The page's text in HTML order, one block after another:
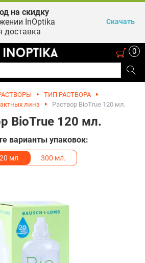
0
ТИП РАСТВОРА
линз
Раствор BioTrue 120 мл.
BioTrue 120 мл.
варианты упаковок:
мл. 300 мл.
на скидку
InOptika
доставка
Скачать